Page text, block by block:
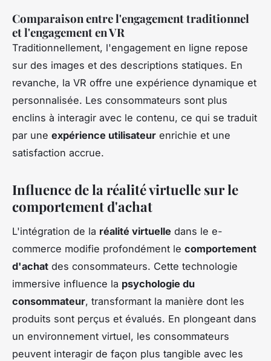
Comparaison entre l'engagement traditionnel
et l'engagement en VR
Traditionnellement, l'engagement en ligne repose
sur des images et des descriptions statiques. En
revanche, la VR offre une expérience dynamique et
personnalisée. Les consommateurs sont plus
enclins à interagir avec le contenu, ce qui se traduit
par une expérience utilisateur enrichie et une
satisfaction accrue.
Influence de la réalité virtuelle sur le
comportement d'achat
L'intégration de la réalité virtuelle dans le e-
commerce modifie profondément le comportement
d'achat des consommateurs. Cette technologie
immersive influence la psychologie du
consommateur, transformant la manière dont les
produits sont perçus et évalués. En plongeant dans
un environnement virtuel, les consommateurs
peuvent interagir de façon plus tangible avec les